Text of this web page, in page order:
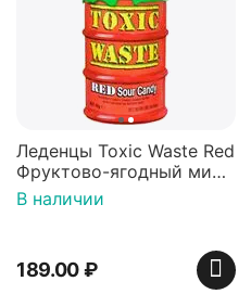
Леденцы Toxic Waste Red
Фруктово-ягодный микс
Красная банка 42 г,
Пакистан
В наличии
189.00₽